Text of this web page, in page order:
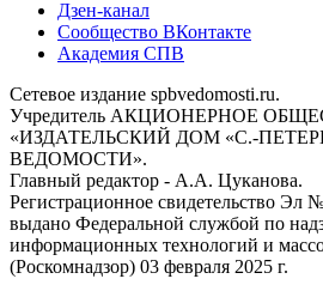
Дзен-канал
Сообщество ВКонтакте
Академия СПВ
Сетевое издание spbvedomosti.ru.
Учредитель АКЦИОНЕРНОЕ
«ИЗДАТЕЛЬСКИЙ ДОМ «С.-
ВЕДОМОСТИ».
Главный редактор - А.А. Цуканова.
Регистрационное свидетельство Эл
выдано Федеральной службой по
информационных технологий и
(Роскомнадзор) 03 февраля 2025 г.